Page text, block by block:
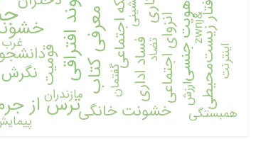
ترس از
پیوند افتراقیمعرفی کتابشبکه اجتماعی
فساد اداریانزوای اجتماعیهویت جنسی
خشونت خانگی
رفتار زیست‌محیطی دانشجو
نگرشقومیت اینترنت
گفتمان ارزش
همبستگی
&
z
w
n
j
مازندران
تضاد غرب